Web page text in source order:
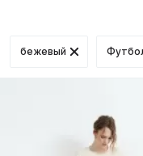
бежевый